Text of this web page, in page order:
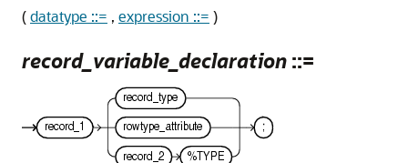
(datatype ::= , expression ::= )
record_variable_declaration ::=